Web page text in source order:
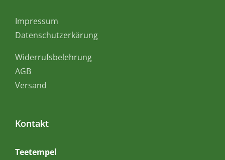
Impressum
Datenschutzerkärung
Widerrufsbelehrung
AGB
Versand
Kontakt
Teetempel